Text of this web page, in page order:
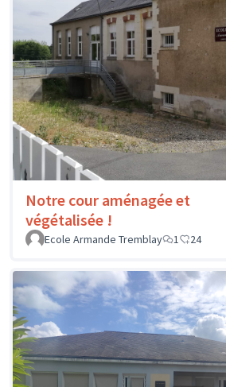
Notre cour aménagée et
végétalisée !
Ecole Armande Tremblay
1 24